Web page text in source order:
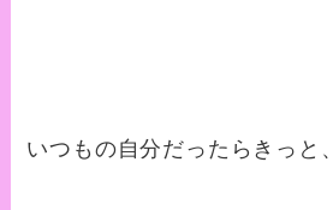
いつもの自分だったらきっと、